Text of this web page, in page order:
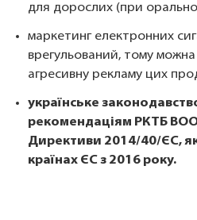
для дорослих (при
маркетинг електронних
врегульований, тому
агресивну рекламу цих
українське
рекомендаціям РКТБ
Директиви 2014/40/ЄС,
країнах ЄС з 2016 року.